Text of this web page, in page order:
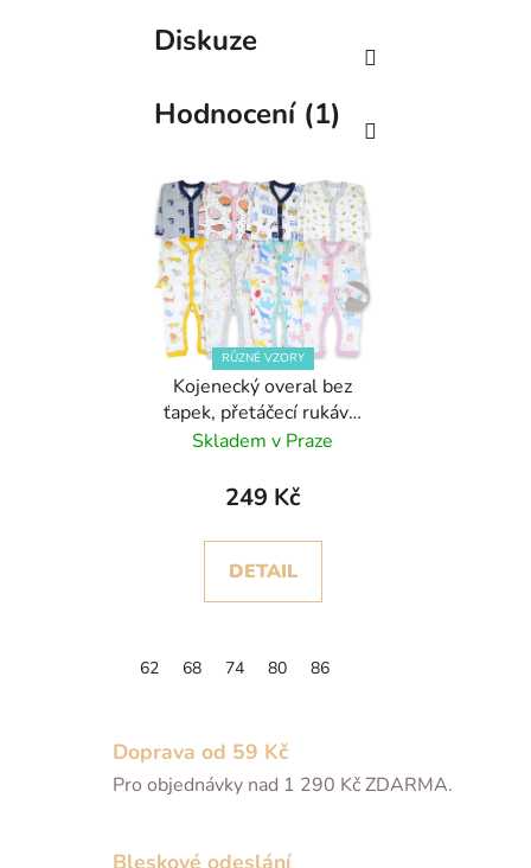
Doprava od 59 Kč
Pro objednávky nad 1 290 Kč ZDARMA.
Diskuze
Hodnocení (1)
RŮZNÉ VZORY
Kojenecký overal bez
ťapek, přetáčecí rukávy,
zvířátka
Skladem v Praze
249 Kč
DETAIL
62 68 74 80 86